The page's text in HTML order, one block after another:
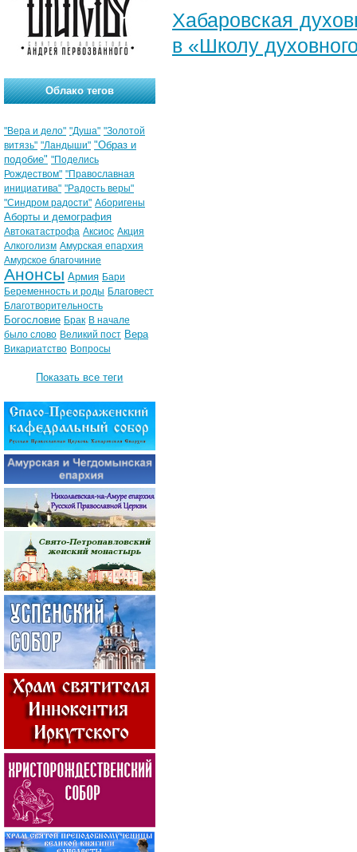
Хабаровская
в «Школу
Облако тегов
"Вера и дело" "Душа" "Золотой
витязь" "Ландыши" "Образ и
подобие" "Поделись
Рождеством" "Православная
инициатива" "Радость веры"
"Синдром радости" Аборигены
Аборты и демография
Автокатастрофа Аксиос Акция
Алкоголизм Амурская епархия
Амурское благочиние
Анонсы Армия Бари
Беременность и роды Благовест
Благотворительность
Богословие Брак В начале
было слово Великий пост Вера
Викариатство Вопросы
Показать все теги